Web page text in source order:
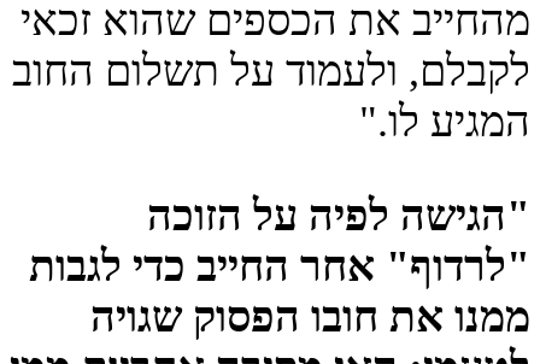
מהחייב את הכספים שהוא זכאי
לקבלם, ולעמוד על תשלום החוב
המגיע לו."
"הגישה לפיה על הזוכה
"לרדוף" אחר החייב כדי לגבות
ממנו את חובו הפסוק שגויה